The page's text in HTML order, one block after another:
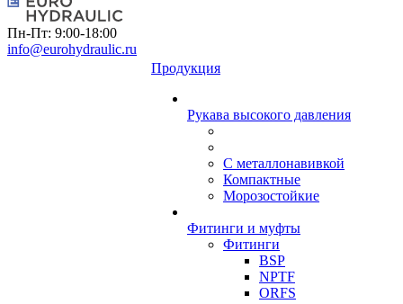
Пн-Пт: 9:00-18:00
info@eurohydraulic.ru
Продукция
Рукава высокого давления
С металлонавивкой
Компактные
Морозостойкие
Фитинги и муфты
Фитинги
BSP
NPTF
ORFS